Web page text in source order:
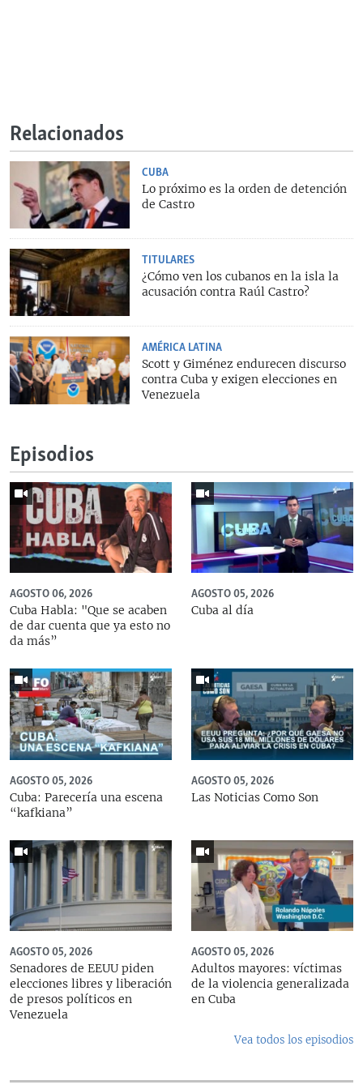
Relacionados
CUBA
Lo próximo es la orden de detención
de Castro
TITULARES
¿Cómo ven los cubanos en la isla la
acusación contra Raúl Castro?
AMÉRICA LATINA
Scott y Giménez endurecen discurso
contra Cuba y exigen elecciones en
Venezuela
Episodios
AGOSTO 06, 2026
Cuba Habla: "Que se acaben
de dar cuenta que ya esto no
da más”
AGOSTO 05, 2026
Cuba al día
AGOSTO 05, 2026
Cuba: Parecería una escena
“kafkiana”
AGOSTO 05, 2026
Las Noticias Como Son
AGOSTO 05, 2026
Senadores de EEUU piden
elecciones libres y liberación
de presos políticos en
Venezuela
AGOSTO 05, 2026
Adultos mayores: víctimas
de la violencia generalizada
en Cuba
Vea todos los episodios